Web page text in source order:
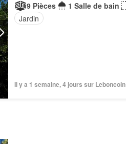
9 Pièces
1 Salle de bain
Jardin
Il y a 1 semaine, 4 jours sur Leboncoin